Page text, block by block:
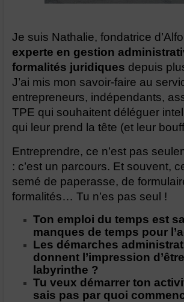
Je suis Nathalie, fondatrice
experte en gestion
formalités juridiques depuis
J’ai mis mon savoir-faire au
entrepreneurs, indépendants,
TPE qui souhaitent déléguer
qui leur prend la tête (et leur
Entreprendre, ce n’est pas
: c’est un parcours. Et souvent,
semé de paperasse, de
formalités… Tu n’es pas seul !
Ton emploi du temps est
manques de temps pour
Les démarches
donnent l’impression
labyrinthe ?
Tu veux démarrer ton
sais pas par quoi